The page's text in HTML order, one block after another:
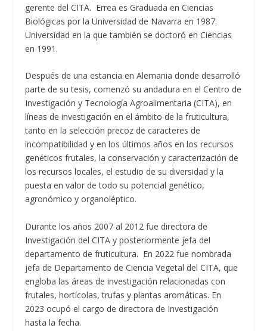
gerente del CITA. Errea es Graduada en Ciencias
Biológicas por la Universidad de Navarra en 1987.
Universidad en la que también se doctoró en Ciencias
en 1991.
Después de una estancia en Alemania donde desarrolló
parte de su tesis, comenzó su andadura en el Centro de
Investigación y Tecnología Agroalimentaria (CITA), en
líneas de investigación en el ámbito de la fruticultura,
tanto en la selección precoz de caracteres de
incompatibilidad y en los últimos años en los recursos
genéticos frutales, la conservación y caracterización de
los recursos locales, el estudio de su diversidad y la
puesta en valor de todo su potencial genético,
agronómico y organoléptico.
Durante los años 2007 al 2012 fue directora de
Investigación del CITA y posteriormente jefa del
departamento de fruticultura. En 2022 fue nombrada
jefa de Departamento de Ciencia Vegetal del CITA, que
engloba las áreas de investigación relacionadas con
frutales, hortícolas, trufas y plantas aromáticas. En
2023 ocupó el cargo de directora de Investigación
hasta la fecha.